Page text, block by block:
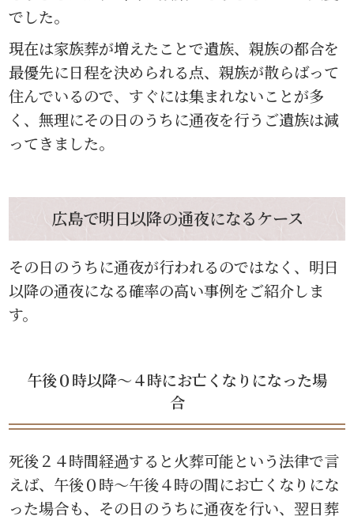
でした。
現在は家族葬が増えたことで遺族、親族の都合を
最優先に日程を決められる点、親族が散らばって
住んでいるので、すぐには集まれないことが多
く、無理にその日のうちに通夜を行うご遺族は減
ってきました。
広島で明日以降の通夜になるケース
その日のうちに通夜が行われるのではなく、明日
以降の通夜になる確率の高い事例をご紹介しま
す。
午後０時以降〜４時にお亡くなりになった場
合
死後２４時間経過すると火葬可能という法律で言
えば、午後０時〜午後４時の間にお亡くなりにな
った場合も、その日のうちに通夜を行い、翌日葬